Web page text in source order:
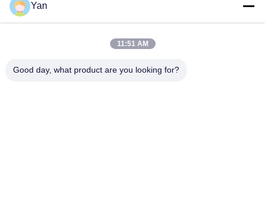
Γρήγορη επικοινωνία
Τηλ.:
Yan
11:51 AM
Good day, what product are you looking for?